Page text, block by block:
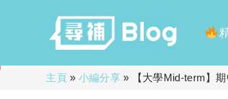
主頁» 小編分享» 【大學Mid-term】